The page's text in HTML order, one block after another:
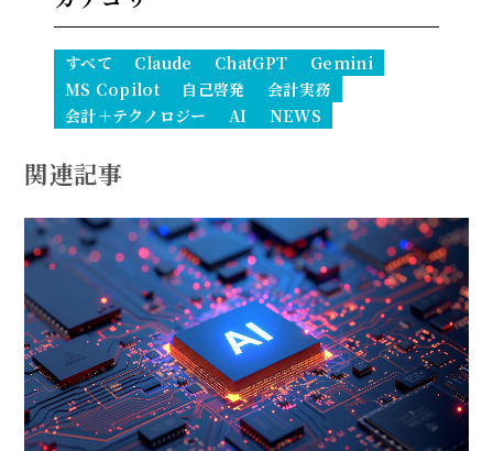
ル企業も現実に
すべて Claude ChatGPT
Gemini
MS Copilot
自己啓発
会計実務
会計＋テクノロジー
AI NEWS
関連記事